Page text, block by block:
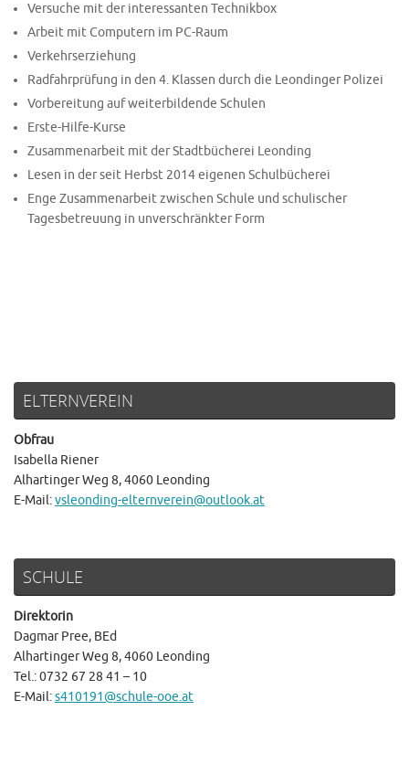
Versuche mit der interessanten Technikbox
Arbeit mit Computern im PC-Raum
Verkehrserziehung
Radfahrprüfung in den 4. Klassen durch die Leondinger Polizei
Vorbereitung auf weiterbildende Schulen
Erste-Hilfe-Kurse
Zusammenarbeit mit der Stadtbücherei Leonding
Lesen in der seit Herbst 2014 eigenen Schulbücherei
Enge Zusammenarbeit zwischen Schule und schulischer
Tagesbetreuung in unverschränkter Form
ELTERNVEREIN
Obfrau
Isabella Riener
Alhartinger Weg 8, 4060 Leonding
E-Mail:vsleonding-elternverein@outlook.at
SCHULE
Direktorin
Dagmar Pree, BEd
Alhartinger Weg 8, 4060 Leonding
Tel.: 0732 67 28 41 – 10
E-Mail:s410191@schule-ooe.at